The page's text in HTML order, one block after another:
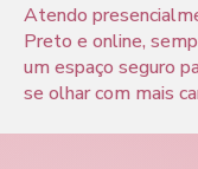
Atendo
Preto e online,
um espaço seguro
se olhar com mais